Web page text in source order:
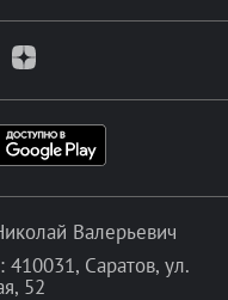
Валерьевич
Саратов, ул.
52